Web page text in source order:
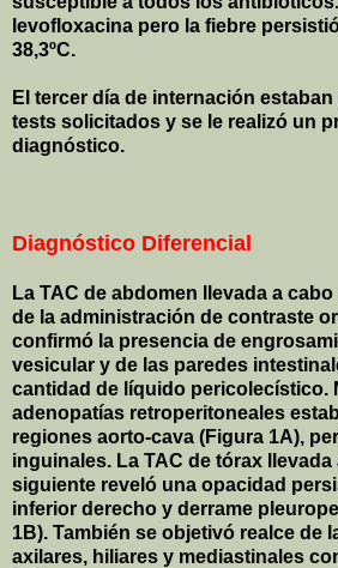
levofloxacina pero la fiebre
38,3ºC.
El tercer día de internación
tests solicitados y se le realizó un
diagnóstico.
Diagnóstico Diferencial
La TAC de abdomen llevada a
de la administración de contraste
confirmó la presencia de
vesicular y de las paredes
cantidad de líquido pericolecístico.
adenopatías retroperitoneales
regiones aorto-cava (Figura 1A),
inguinales. La TAC de tórax llevada
siguiente reveló una opacidad
inferior derecho y derrame
1B). También se objetivó realce de
axilares, hiliares y mediastinales